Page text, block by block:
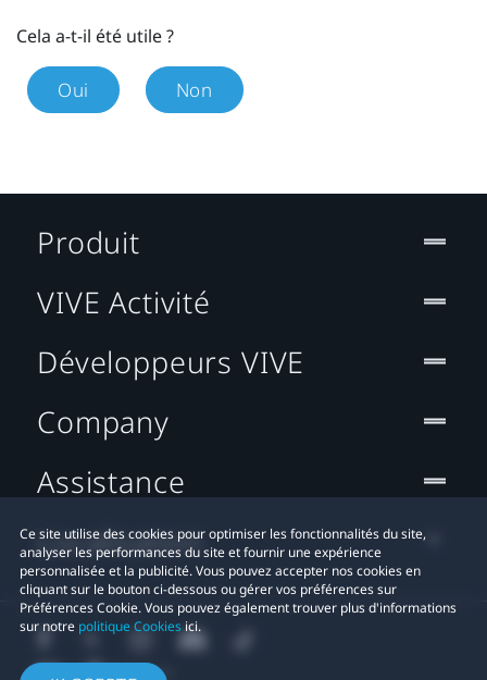
Cela a-t-il été utile ?
Oui Non
Ce site utilise des cookies pour optimiser les fonctionnalités du site,
analyser les performances du site et fournir une expérience
personnalisée et la publicité. Vous pouvez accepter nos cookies en
cliquant sur le bouton ci-dessous ou gérer vos préférences sur
Préférences Cookie. Vous pouvez également trouver plus d'informations
sur notre politique Cookiesici.
Produit
VIVE Activité
Développeurs VIVE
Company
Assistance
Localisation